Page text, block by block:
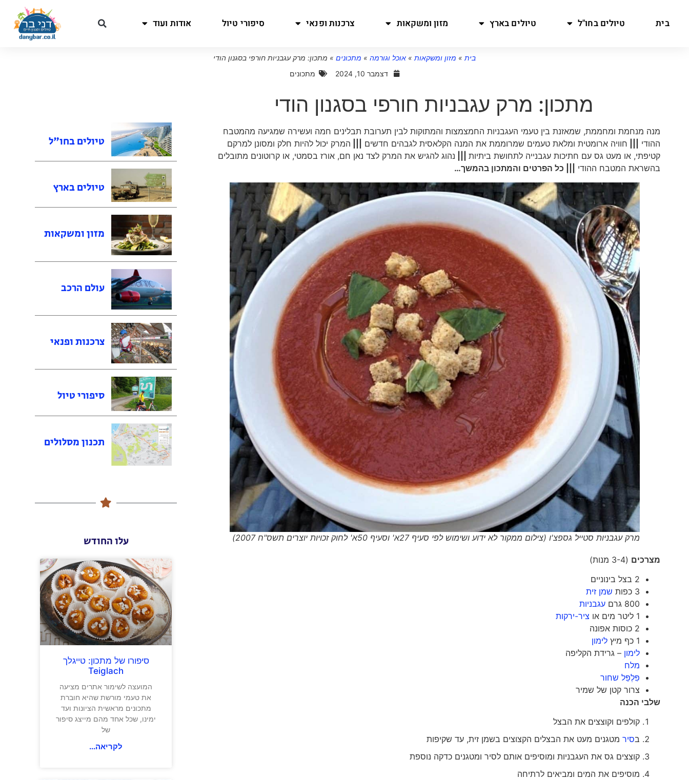
בית טיולים בחו"ל טיולים בארץ מזון ומשקאות צרכנות ופנאי סיפורי טיול אודות ועוד
בית » מזון ומשקאות » אוכל וגורמה » מתכונים » מתכון: מרק עגבניות חורפי בסגנון הודי
דצמבר 10, 2024
מתכונים
מתכון: מרק עגבניות חורפי בסגנון הודי
מנה מנחמת ומחממת, שמאזנת בין טעמי העגבניות החמצמצות והמתוקות לבין תערובת תבלינים חמה ועשירה שמגיעה מהמטבח
ההודי
חוויה ארומטית ומלאת טעמים שמרוממת את המנה הקלאסית לגבהים חדשים
המרק יכול להיות חלק ומסונן למרקם
קטיפתי, או מעט גס עם חתיכות עגבנייה לתחושת ביתיות
נהוג להגיש את המרק לצד נאן חם, אורז בסמטי, או קרוטונים מתובלים
בהשראת המטבח ההודי
||| כל הפרטים והמתכון בהמשך…
מרק עגבניות סטייל גספצ'ו (צילום ממקור לא ידוע ושימוש לפי סעיף 27א' וסעיף 50א' לחוק זכויות יוצרים תשס"ח 2007)
מצרכים (3-4 מנות)
2 בצל בינוניים
3 כפות
שמן זית
800 גרם
עגבניות
1 ליטר מים או
ציר-ירקות
2 כוסות אפונה
1 כף מיץ
לימון
לימון – גרידת הקליפה
מלח
פִּלְפֵּל שחור
צרור קטן של שמיר
שלבי הכנה
קולפים וקוצצים את הבצל
בסיר מטגנים מעט את הבצלים הקצוצים בשמן זית, עד שקיפות
קוצצים גס את העגבניות ומוסיפים אותם לסיר ומטגנים כדקה נוספת
מוסיפים את המים ומביאים לרתיחה
טיולים בחו"ל
טיולים בארץ
מזון ומשקאות
עולם הרכב
צרכנות ופנאי
סיפורי טיול
תכנון מסלולים
עלו החודש
סיפורו של מתכון: טייגלך
Teiglach
המועצה לשימור אתרים מציעה
את טעמי מורשת שהיא חוברת
מתכונים מראשית הציונות ועד
ימינו, שכל אחד מהם מייצג סיפור
של
לקריאה...